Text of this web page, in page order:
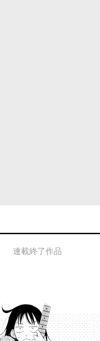
連載終了作品